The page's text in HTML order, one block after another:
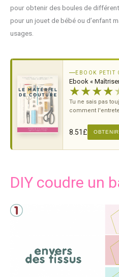
pour obtenir des boules de
pour un jouet de bébé ou d’enfant
usages.
EBOOK PETIT
Ebook «
★★★★
Tu ne sais pas
comment
8.51 £
DIY coudre un